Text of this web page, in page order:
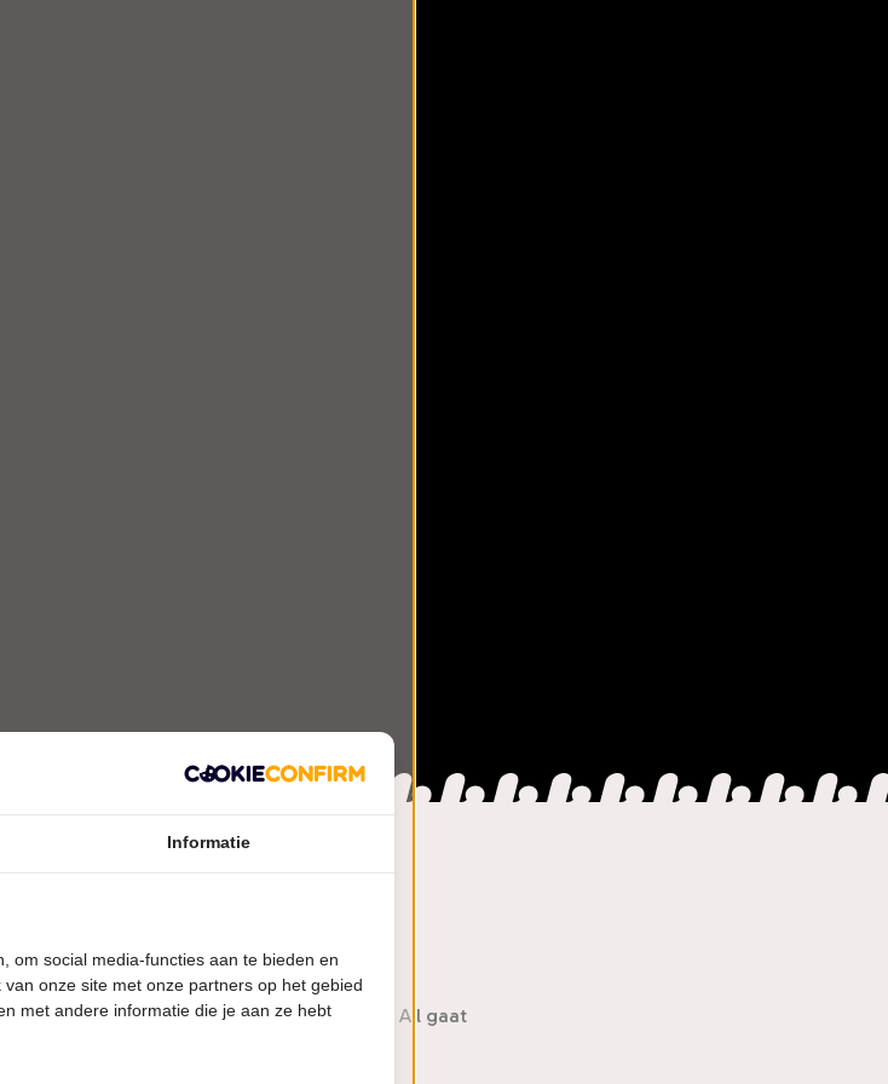
televisieprogramma The Winner Takes It All gaat
Informatie
om social media-functies aan te bieden en
onze site met onze partners op het gebied
met andere informatie die je aan ze hebt